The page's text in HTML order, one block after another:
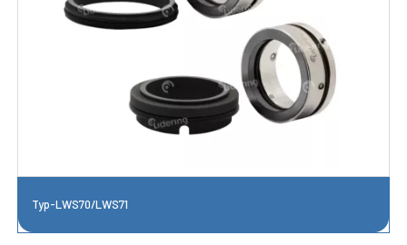
Typ-LWS70/LWS71